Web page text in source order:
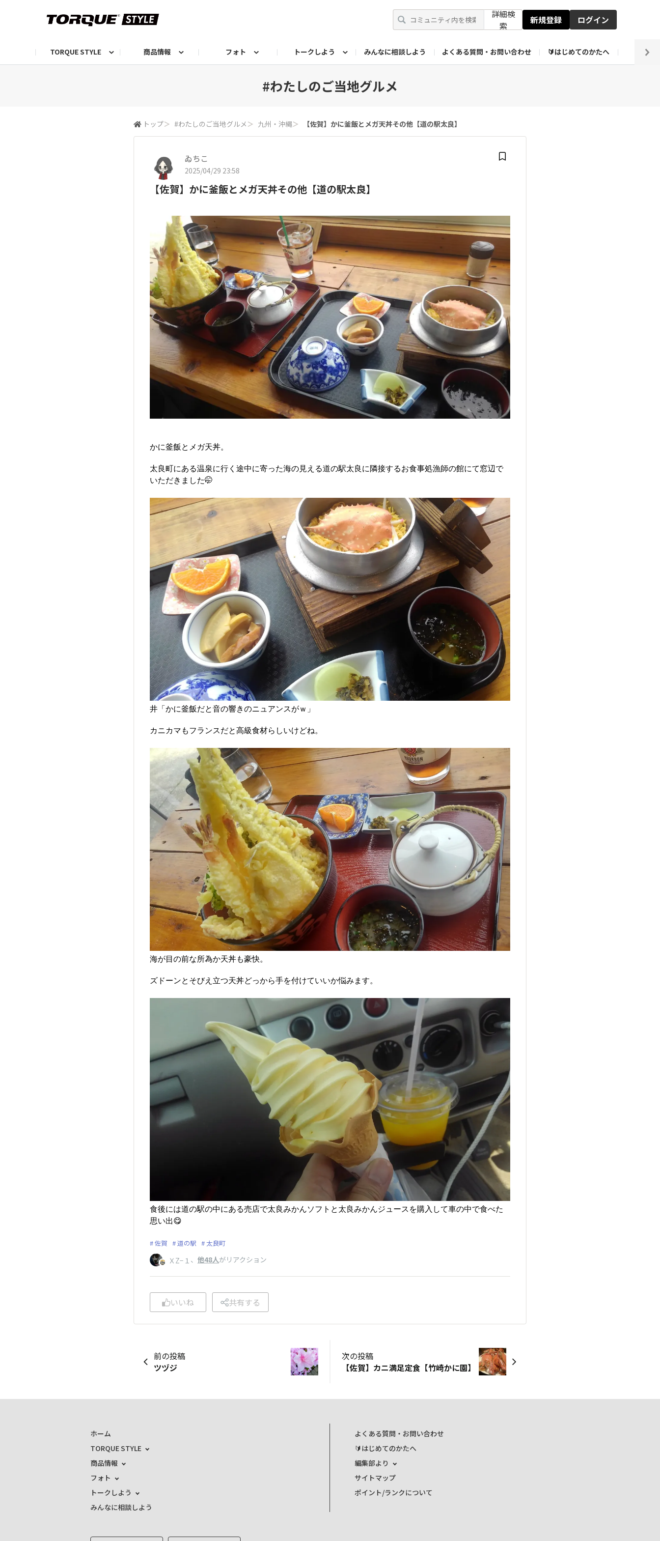
詳細検
索
新規登録 ログイン
TORQUE STYLE 商品情報 フォト トークしよう みんなに相談しよう よくある質問・お問い合わせ 🔰はじめてのかたへ 編集
#わたしのご当地グルメ
トップ＞ #わたしのご当地グルメ ＞ 九州・沖縄＞ 【佐賀】かに釜飯とメガ天丼その他【道の駅太良】
ゐちこ
2025/04/29 23:58
【佐賀】かに釜飯とメガ天丼その他【道の駅太良】
かに釜飯とメガ天丼。
太良町にある温泉に行く途中に寄った海の見える道の駅太良に隣接するお食事処漁師の館にて窓辺で
いただきました🤭
井「かに釜飯だと音の響きのニュアンスがｗ」
カニカマもフランスだと高級食材らしいけどね。
海が目の前な所為か天丼も豪快。
ズドーンとそびえ立つ天丼どっから手を付けていいか悩みます。
食後には道の駅の中にある売店で太良みかんソフトと太良みかんジュースを購入して車の中で食べた
思い出😋
佐賀 道の駅 太良町
ＸZ−１ 、 他48人がリアクション
いいね 共有する
前の投稿
ツヅジ
次の投稿
【佐賀】カニ満足定食【竹崎かに園】
ホーム
TORQUE STYLE
商品情報
フォト
トークしよう
みんなに相談しよう
よくある質問・お問い合わせ
🔰はじめてのかたへ
編集部より
サイトマップ
ポイント/ランクについて